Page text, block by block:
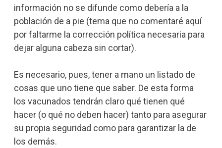
información no se difunde como debería a la
población de a pie (tema que no comentaré aquí
por faltarme la corrección política necesaria para
dejar alguna cabeza sin cortar).
Es necesario, pues, tener a mano un listado de
cosas que uno tiene que saber. De esta forma
los vacunados tendrán claro qué tienen qué
hacer (o qué no deben hacer) tanto para asegurar
su propia seguridad como para garantizar la de
los demás.